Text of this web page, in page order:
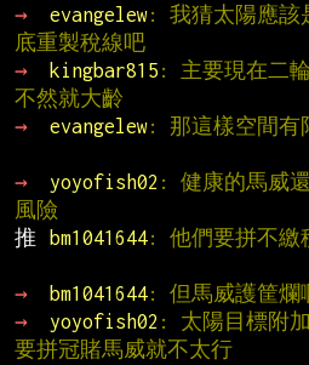
→
evangelew: 我猜太陽應該
底重製稅線吧
→
kingbar815 : 主要現在二
不然就大齡
→
evangelew: 那這樣空間有
→
yoyofish02 : 健康的馬威
風險
推
bm1041644: 他們要拼不繳
→
bm1041644: 但馬威護筐爛
→
yoyofish02 : 太陽目標附
要拼冠賭馬威就不太行